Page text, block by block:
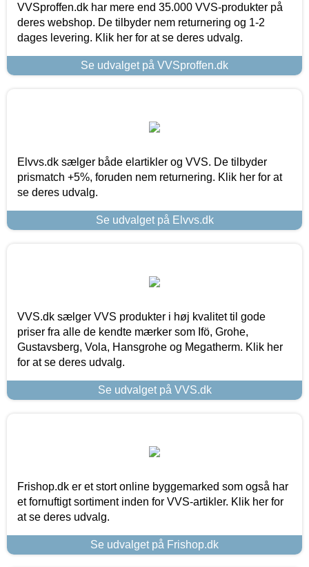
VVSproffen.dk har mere end 35.000 VVS-produkter på
deres webshop. De tilbyder nem returnering og 1-2
dages levering. Klik her for at se deres udvalg.
Se udvalget på VVSproffen.dk
Elvvs.dk sælger både elartikler og VVS. De tilbyder
prismatch +5%, foruden nem returnering. Klik her for at
se deres udvalg.
Se udvalget på Elvvs.dk
VVS.dk sælger VVS produkter i høj kvalitet til gode
priser fra alle de kendte mærker som Ifö, Grohe,
Gustavsberg, Vola, Hansgrohe og Megatherm. Klik her
for at se deres udvalg.
Se udvalget på VVS.dk
Frishop.dk er et stort online byggemarked som også har
et fornuftigt sortiment inden for VVS-artikler. Klik her for
at se deres udvalg.
Se udvalget på Frishop.dk